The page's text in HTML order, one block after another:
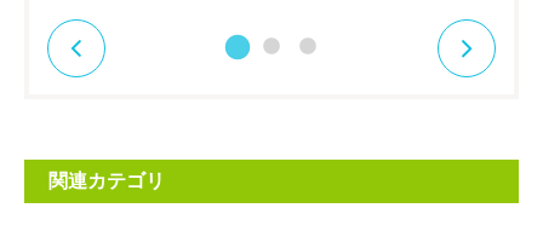
関連カテゴリ